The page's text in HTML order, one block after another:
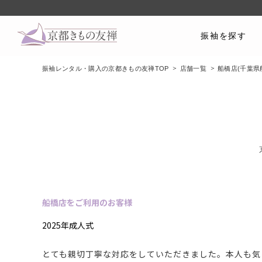
振袖を探す
振袖レンタル・購入の京都きもの友禅TOP 店舗一覧 船橋店(千葉県
船橋店をご利用のお客様
2025年成人式
とても親切丁寧な対応をしていただきました。本人も